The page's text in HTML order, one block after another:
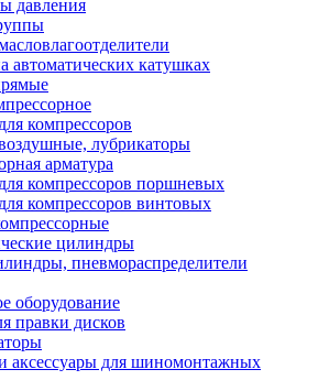
давления
автоматических катушках
компрессоров
лубрикаторы
арматура
компрессоров поршневых
компрессоров винтовых
цилиндры
пневмораспределители
оборудование
правки дисков
аксессуары для шиномонтажных